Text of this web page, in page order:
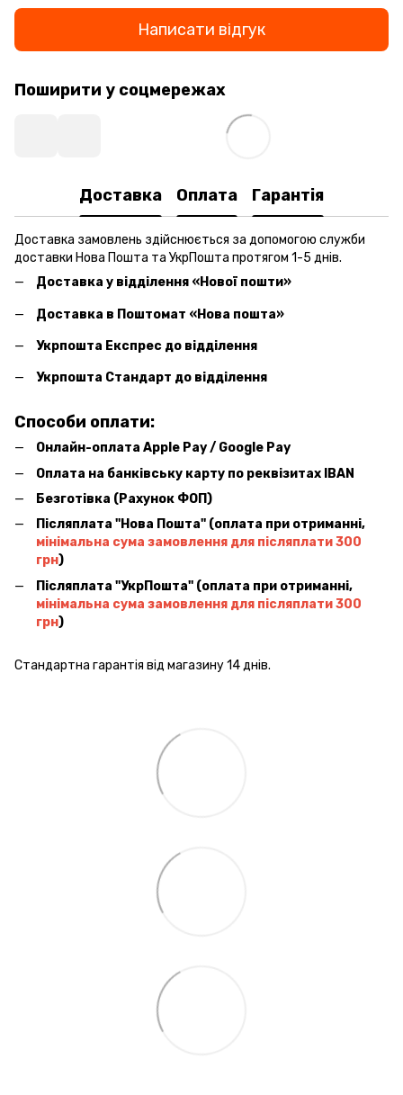
Написати відгук
Поширити у соцмережах
Доставка Оплата Гарантія
Доставка замовлень здійснюється за допомогою служби
доставки Нова Пошта та УкрПошта протягом 1-5 днів.
Доставка у відділення «Нової пошти»
Доставка в Поштомат «Нова пошта»
Укрпошта Експрес до відділення
Укрпошта Стандарт до відділення
Способи оплати:
Онлайн-оплата Apple Pay / Google Pay
Оплата на банківську карту по реквізитах IBAN
Безготівка (Рахунок ФОП)
Післяплата ''Нова Пошта'' (оплата при отриманні,
мінімальна сума замовлення для післяплати 300
грн)
Післяплата ''УкрПошта'' (оплата при отриманні,
мінімальна сума замовлення для післяплати 300
грн)
Стандартна гарантія від магазину 14 днів.